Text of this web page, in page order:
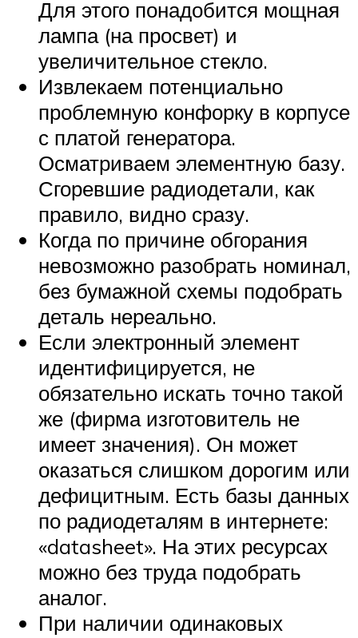
Для этого понадобится мощная
лампа (на просвет) и
увеличительное стекло.
Извлекаем потенциально
проблемную конфорку в корпусе
с платой генератора.
Осматриваем элементную базу.
Сгоревшие радиодетали, как
правило, видно сразу.
Когда по причине обгорания
невозможно разобрать номинал,
без бумажной схемы подобрать
деталь нереально.
Если электронный элемент
идентифицируется, не
обязательно искать точно такой
же (фирма изготовитель не
имеет значения). Он может
оказаться слишком дорогим или
дефицитным. Есть базы данных
по радиодеталям в интернете:
«datasheet». На этих ресурсах
можно без труда подобрать
аналог.
При наличии одинаковых